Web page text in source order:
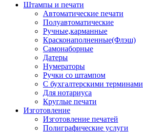
Штампы и печати
Автоматические печати
Полуавтоматические
Ручные,карманные
Красконаполненные(Флэш)
Самонаборные
Датеры
Нумераторы
Ручки со штампом
С бухгалтерскими терминами
Для нотариуса
Круглые печати
Изготовление
Изготовление печатей
Полиграфические услуги